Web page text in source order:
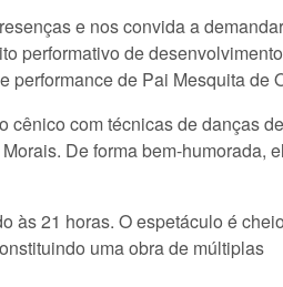
e nos convida a
performativo de
de Pai Mesquita de
cênico com técnicas de danças
De forma bem-humorada,
às 21 horas. O espetáculo é
uma obra de múltiplas